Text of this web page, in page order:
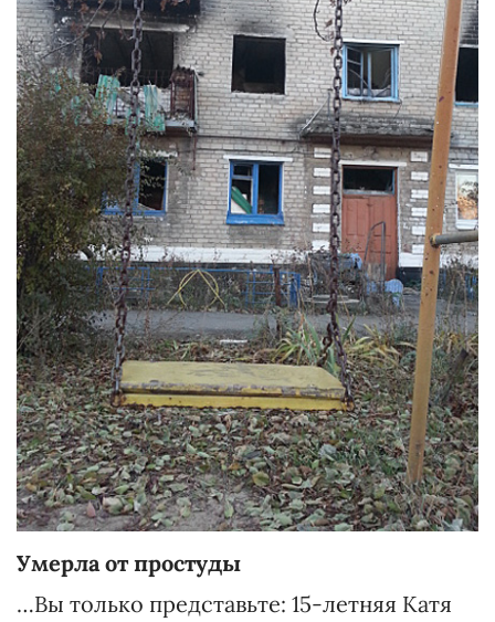
Умерла от простуды
…Вы только представьте: 15-летняя Катя